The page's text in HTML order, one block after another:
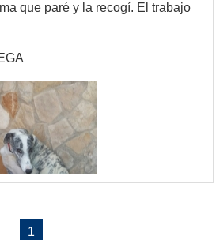
que paré y la recogí. El trabajo
1